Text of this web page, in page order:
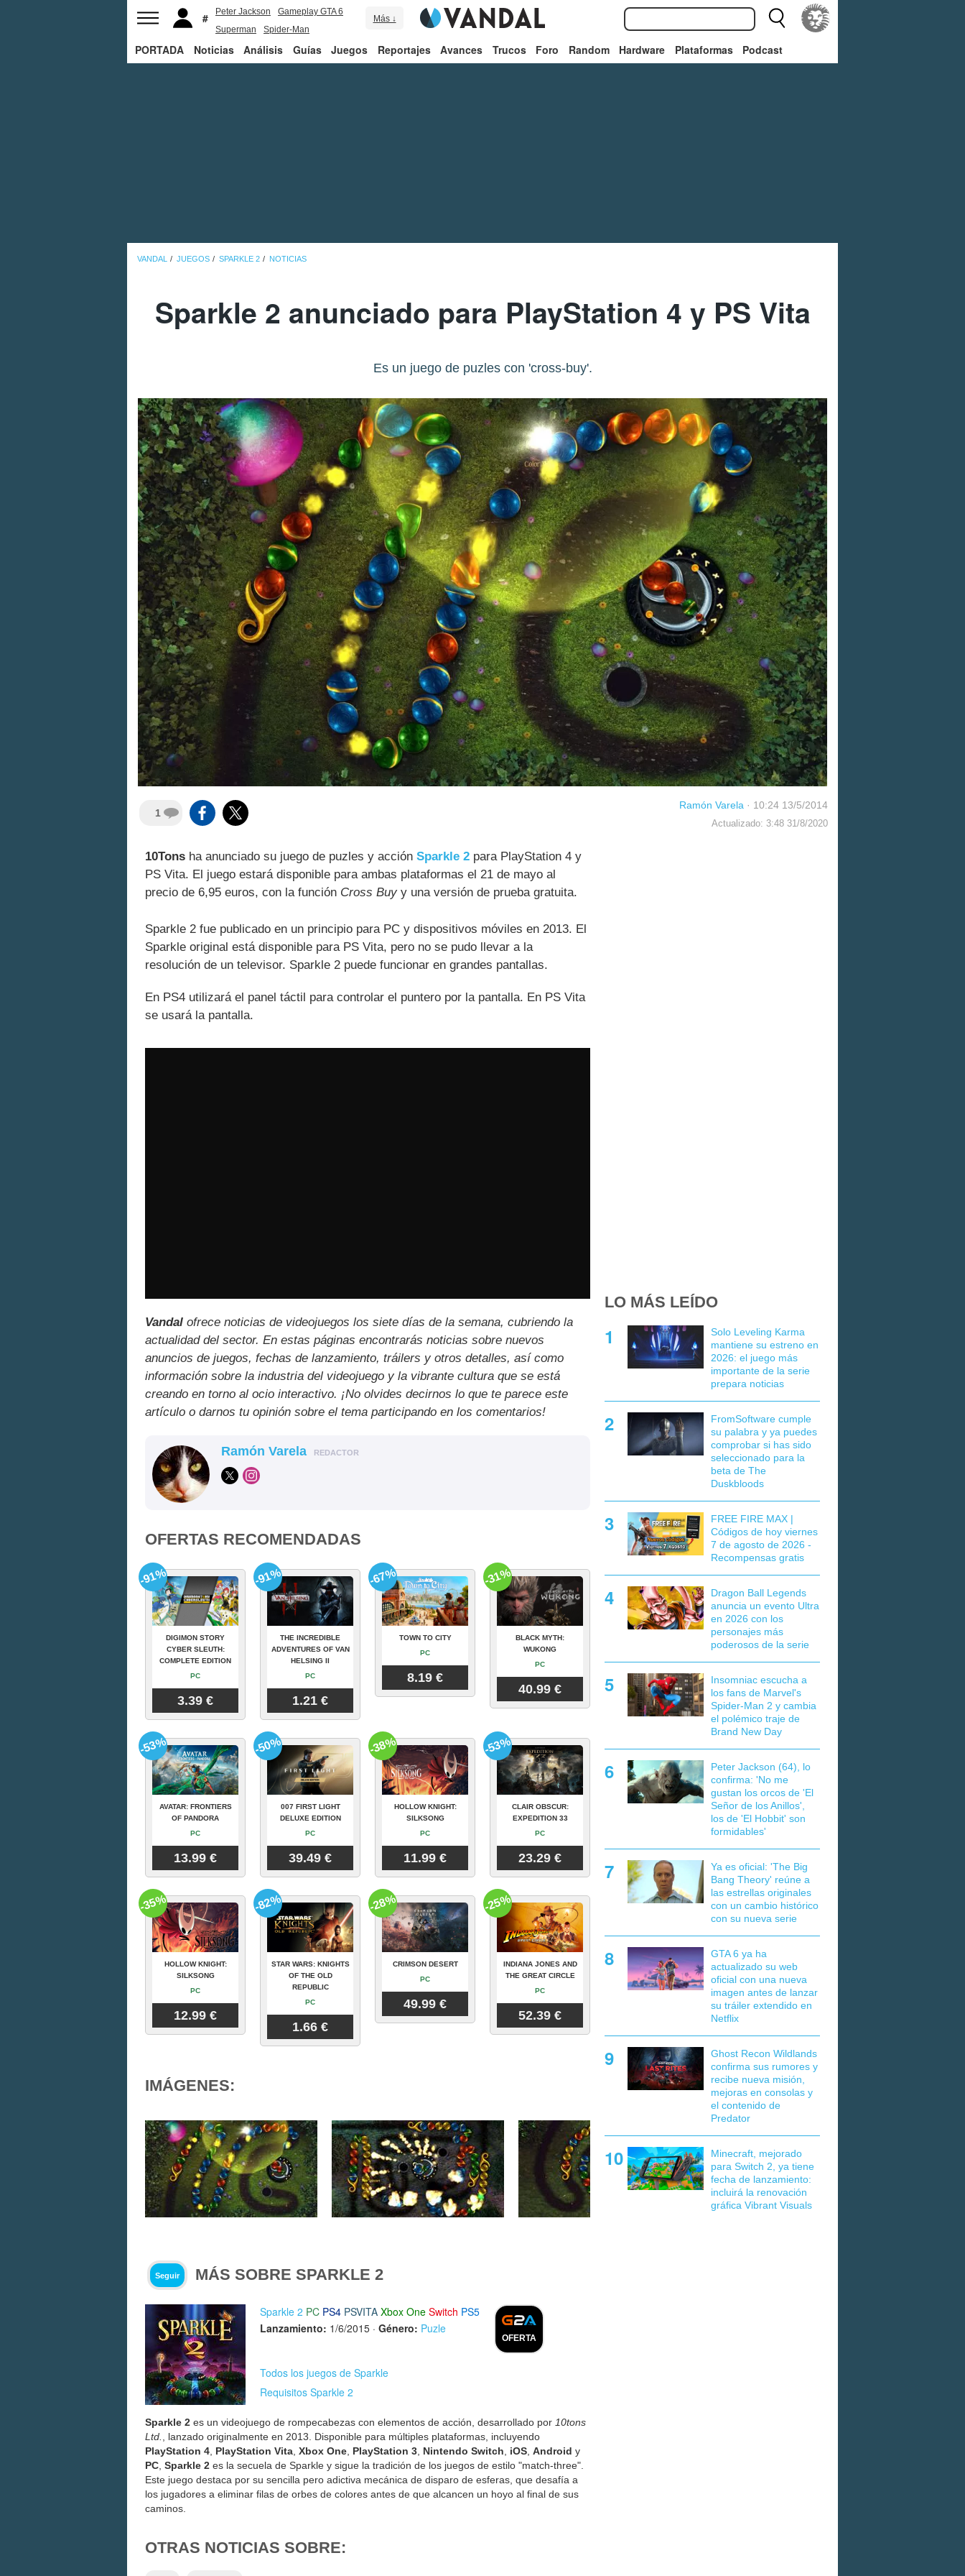
Peter Jackson
Gameplay GTA 6
Superman
Spider-Man
Más ↓
PORTADA Noticias Análisis Guías Juegos Reportajes Avances Trucos Foro Random Hardware Plataformas Podcast
VANDAL JUEGOS SPARKLE 2 NOTICIAS
Sparkle 2 anunciado para PlayStation 4 y PS Vita
Es un juego de puzles con 'cross-buy'.
1
Ramón Varela · 10:24 13/5/2014
Actualizado: 3:48 31/8/2020
10Tons ha anunciado su juego de puzles y acción Sparkle 2 para PlayStation 4 y
PS Vita. El juego estará disponible para ambas plataformas el 21 de mayo al
precio de 6,95 euros, con la función Cross Buy y una versión de prueba gratuita.
Sparkle 2 fue publicado en un principio para PC y dispositivos móviles en 2013. El
Sparkle original está disponible para PS Vita, pero no se pudo llevar a la
resolución de un televisor. Sparkle 2 puede funcionar en grandes pantallas.
En PS4 utilizará el panel táctil para controlar el puntero por la pantalla. En PS Vita
se usará la pantalla.
Vandal ofrece noticias de videojuegos los siete días de la semana, cubriendo la
actualidad del sector. En estas páginas encontrarás noticias sobre nuevos
anuncios de juegos, fechas de lanzamiento, tráilers y otros detalles, así como
información sobre la industria del videojuego y la vibrante cultura que se está
creando en torno al ocio interactivo. ¡No olvides decirnos lo que te parece este
artículo o darnos tu opinión sobre el tema participando en los comentarios!
Ramón Varela REDACTOR
OFERTAS RECOMENDADAS
DIGIMON STORY
CYBER SLEUTH:
COMPLETE EDITION
PC
3.39 €
-91%
THE INCREDIBLE
ADVENTURES OF VAN
HELSING II
PC
1.21 €
-91%
TOWN TO CITY
PC
8.19 €
-67%
BLACK MYTH:
WUKONG
PC
40.99 €
-31%
AVATAR: FRONTIERS
OF PANDORA
PC
13.99 €
-53%
007 FIRST LIGHT
DELUXE EDITION
PC
39.49 €
-50%
HOLLOW KNIGHT:
SILKSONG
PC
11.99 €
-38%
CLAIR OBSCUR:
EXPEDITION 33
PC
23.29 €
-53%
HOLLOW KNIGHT:
SILKSONG
PC
12.99 €
-35%
STAR WARS: KNIGHTS
OF THE OLD
REPUBLIC
PC
1.66 €
-82%
CRIMSON DESERT
PC
49.99 €
-28%
INDIANA JONES AND
THE GREAT CIRCLE
PC
52.39 €
-25%
IMÁGENES:
Seguir MÁS SOBRE SPARKLE 2
Sparkle 2 PC PS4 PSVITA Xbox One Switch PS5
Lanzamiento: 1/6/2015 · Género: Puzle
OFERTA
Todos los juegos de Sparkle
Requisitos Sparkle 2
Sparkle 2 es un videojuego de rompecabezas con elementos de acción, desarrollado por 10tons
Ltd.
, lanzado originalmente en 2013. Disponible para múltiples plataformas, incluyendo
PlayStation 4 PlayStation Vita Xbox One PlayStation 3 Nintendo Switch iOS Android y
PC Sparkle 2 es la secuela de Sparkle y sigue la tradición de los juegos de estilo "match-three".
Este juego destaca por su sencilla pero adictiva mecánica de disparo de esferas, que desafía a
los jugadores a eliminar filas de orbes de colores antes de que alcancen un hoyo al final de sus
caminos.
OTRAS NOTICIAS SOBRE:
LO MÁS LEÍDO
Solo Leveling Karma
mantiene su estreno en
2026: el juego más
importante de la serie
prepara noticias
FromSoftware cumple
su palabra y ya puedes
comprobar si has sido
seleccionado para la
beta de The
Duskbloods
FREE FIRE MAX |
Códigos de hoy viernes
7 de agosto de 2026 -
Recompensas gratis
Dragon Ball Legends
anuncia un evento Ultra
en 2026 con los
personajes más
poderosos de la serie
Insomniac escucha a
los fans de Marvel's
Spider-Man 2 y cambia
el polémico traje de
Brand New Day
Peter Jackson (64), lo
confirma: 'No me
gustan los orcos de 'El
Señor de los Anillos',
los de 'El Hobbit' son
formidables'
Ya es oficial: 'The Big
Bang Theory' reúne a
las estrellas originales
con un cambio histórico
con su nueva serie
GTA 6 ya ha
actualizado su web
oficial con una nueva
imagen antes de lanzar
su tráiler extendido en
Netflix
Ghost Recon Wildlands
confirma sus rumores y
recibe nueva misión,
mejoras en consolas y
el contenido de
Predator
Minecraft, mejorado
para Switch 2, ya tiene
fecha de lanzamiento:
incluirá la renovación
gráfica Vibrant Visuals